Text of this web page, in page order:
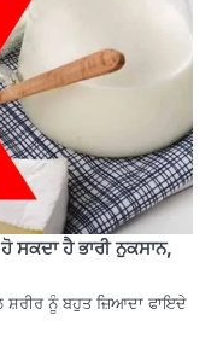
ਸਕਦਾ ਹੈ ਭਾਰੀ ਨੁਕਸਾਨ,
ਨੂੰ ਬਹੁਤ ਜ਼ਿਆਦਾ ਫਾਇਦੇ